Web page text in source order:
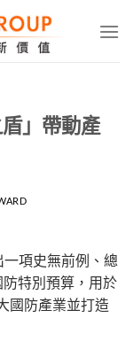
」帶動產
項史無前例、總
特別預算，用於
國防產業並打造